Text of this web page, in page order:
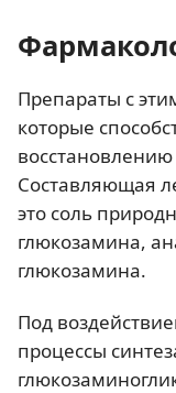
Препараты с
которые
Составляющая
это соль
глюкозамина,
глюкозамина.
Под
процессы